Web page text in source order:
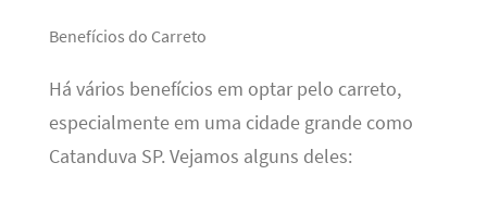
Benefícios do Carreto
Há vários benefícios em optar pelo carreto,
especialmente em uma cidade grande como
Catanduva SP. Vejamos alguns deles: